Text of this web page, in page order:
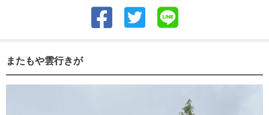
またもや雲行きが